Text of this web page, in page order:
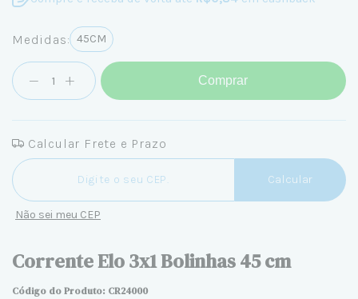
Medidas: 45CM
Comprar
Calcular Frete e Prazo
Entregas para o CEP:
Calcular
Não sei meu CEP
Corrente Elo 3x1 Bolinhas 45 cm
Código do Produto: CR24000